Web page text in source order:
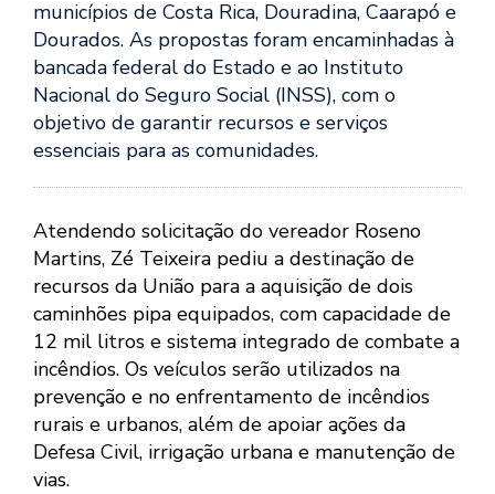
municípios de Costa Rica, Douradina, Caarapó e
Dourados. As propostas foram encaminhadas à
bancada federal do Estado e ao Instituto
Nacional do Seguro Social (INSS), com o
objetivo de garantir recursos e serviços
essenciais para as comunidades.
Atendendo solicitação do vereador Roseno
Martins, Zé Teixeira pediu a destinação de
recursos da União para a aquisição de dois
caminhões pipa equipados, com capacidade de
12 mil litros e sistema integrado de combate a
incêndios. Os veículos serão utilizados na
prevenção e no enfrentamento de incêndios
rurais e urbanos, além de apoiar ações da
Defesa Civil, irrigação urbana e manutenção de
vias.